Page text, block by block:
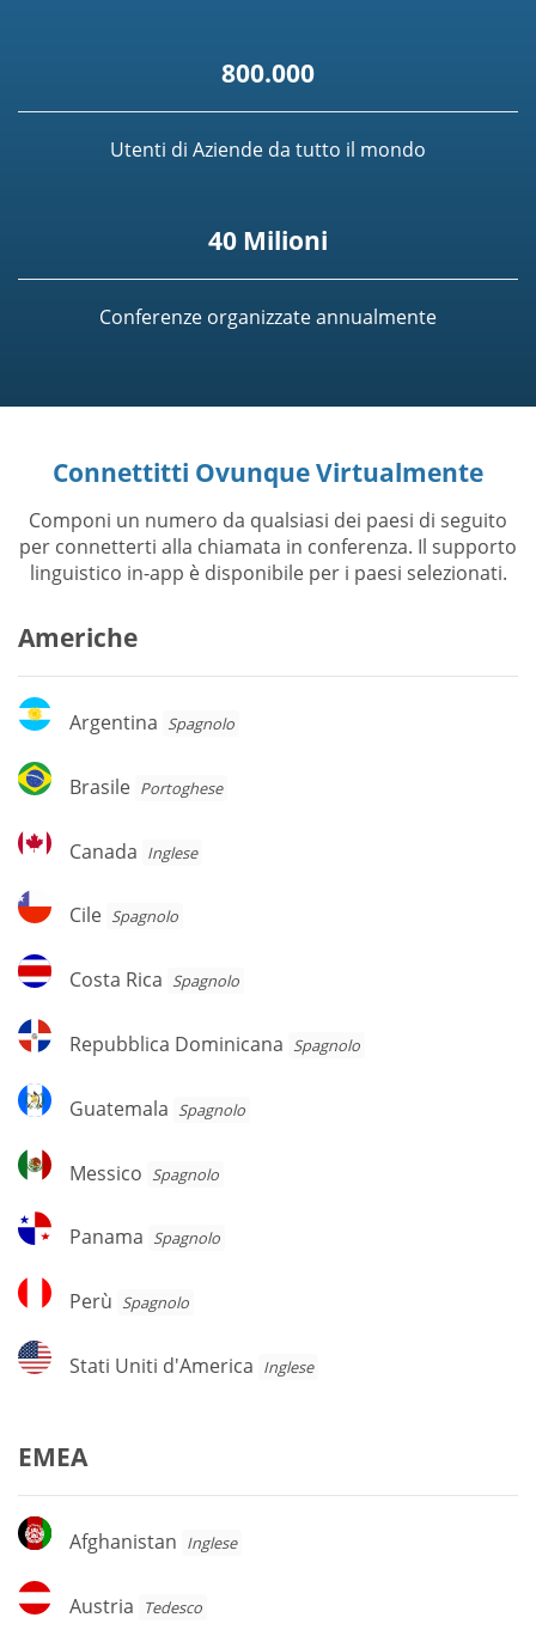
800.000
Utenti di Aziende da tutto il mondo
40 Milioni
Conferenze organizzate annualmente
Connettitti Ovunque Virtualmente
Componi un numero da qualsiasi dei paesi di seguito
per connetterti alla chiamata in conferenza. Il supporto
linguistico in-app è disponibile per i paesi selezionati.
Americhe
Argentina
Argentina Spagnolo
Brasile
Brasile Portoghese
Canada
Canada Inglese
Cile
Cile Spagnolo
Costa
Rica
Costa Rica Spagnolo
Repubblica
Dominicana
Repubblica Dominicana Spagnolo
Guatemala
Guatemala Spagnolo
Messico
Messico Spagnolo
Panama
Panama Spagnolo
Perù
Perù Spagnolo
Stati
Uniti
Stati Uniti d'America Inglese
EMEA
Afghanistan
Afghanistan Inglese
Austria
Austria Tedesco